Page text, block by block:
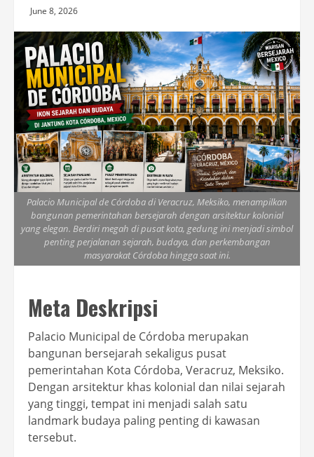
June 8, 2026
Palacio Municipal de Córdoba di Veracruz, Meksiko, menampilkan
bangunan pemerintahan bersejarah dengan arsitektur kolonial
yang elegan. Berdiri megah di pusat kota, gedung ini menjadi simbol
penting perjalanan sejarah, budaya, dan perkembangan
masyarakat Córdoba hingga saat ini.
Meta Deskripsi
Palacio Municipal de Córdoba merupakan
bangunan bersejarah sekaligus pusat
pemerintahan Kota Córdoba, Veracruz, Meksiko.
Dengan arsitektur khas kolonial dan nilai sejarah
yang tinggi, tempat ini menjadi salah satu
landmark budaya paling penting di kawasan
tersebut.